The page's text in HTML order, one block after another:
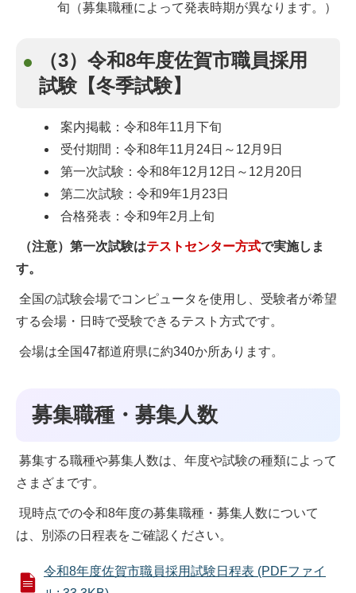
旬（募集職種によって発表時期が異なります。）
（3）令和8年度佐賀市職員採用
試験【冬季試験】
案内掲載：令和8年11月下旬
受付期間：令和8年11月24日～12月9日
第一次試験：令和8年12月12日～12月20日
第二次試験：令和9年1月23日
合格発表：令和9年2月上旬
（注意）第一次試験はテストセンター方式で実施しま
す。
全国の試験会場でコンピュータを使用し、受験者が希望
する会場・日時で受験できるテスト方式です。
会場は全国47都道府県に約340か所あります。
募集職種・募集人数
募集する職種や募集人数は、年度や試験の種類によって
さまざまです。
現時点での令和8年度の募集職種・募集人数について
は、別添の日程表をご確認ください。
令和8年度佐賀市職員採用試験日程表 (PDFファイ